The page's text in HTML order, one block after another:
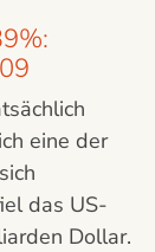
eine der
das US-
Dollar.